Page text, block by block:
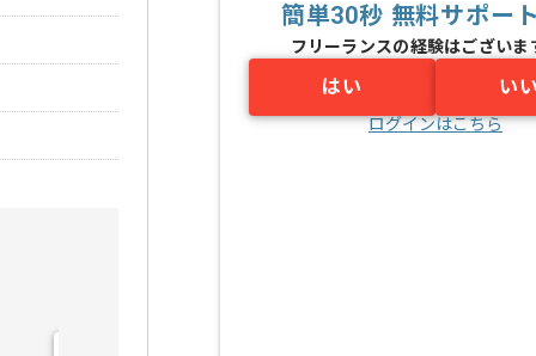
簡単30秒 無料サポー
フリーランスの経験はございま
はい い
ログインはこちら